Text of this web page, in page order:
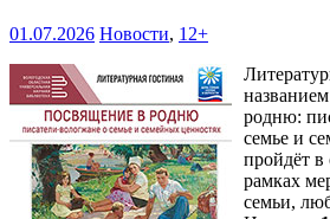
01.07.2026 Новости, 12+
родню:
семье и
пройдёт в
рамках
семьи,